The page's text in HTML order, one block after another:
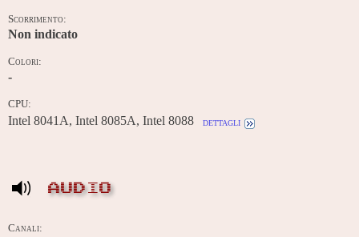
Scorrimento:
Non indicato
Colori:
-
CPU:
Intel 8041A, Intel 8085A, Intel 8088 dettagli
AUDIO
Canali: